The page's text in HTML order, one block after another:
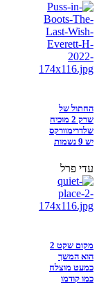
החתול של
שרק 2 מוכיח
שלדרימוורקס
יש 9 נשמות
עדי פרל
מקום שקט 2
הוא המשך
כמעט מוצלח
כמו קודמו